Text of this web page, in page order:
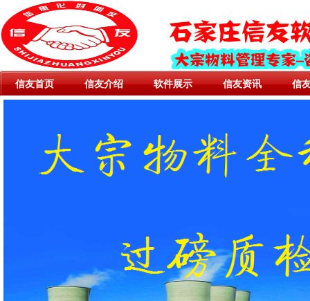
信友首页 信友介绍 软件展示 信友资讯 信